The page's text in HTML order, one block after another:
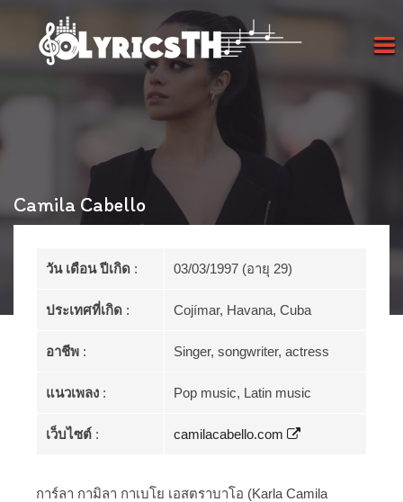
Camila Cabello
วัน เดือน ปีเกิด : 03/03/1997 (อายุ 29)
ประเทศที่เกิด : Cojímar, Havana, Cuba
อาชีพ : Singer, songwriter, actress
แนวเพลง : Pop music, Latin music
เว็บไซต์ : camilacabello.com
การ์ลา กามิลา กาเบโย เอสตราบาโอ (Karla Camila